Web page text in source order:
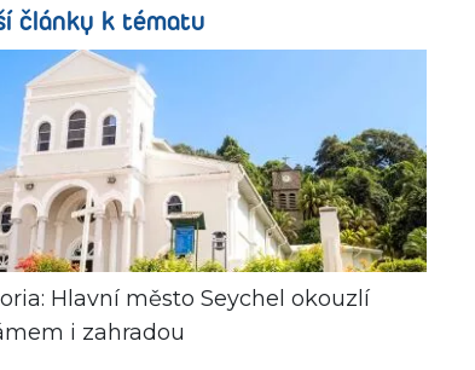
články k tématu
Hlavní město Seychel okouzlí
i zahradou